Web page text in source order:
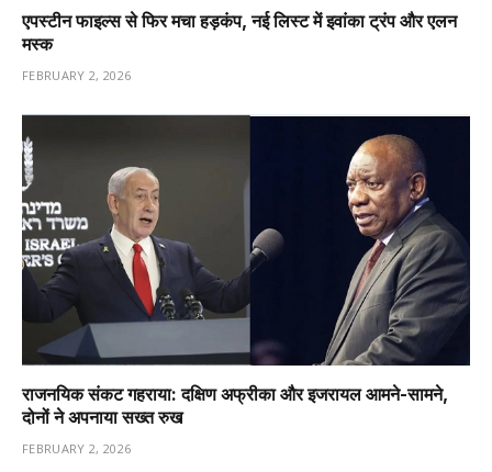
एपस्टीन फाइल्स से फिर मचा हड़कंप, नई लिस्ट में इवांका ट्रंप और एलन
मस्क
FEBRUARY 2, 2026
राजनयिक संकट गहराया: दक्षिण अफ्रीका और इजरायल आमने-सामने,
दोनों ने अपनाया सख्त रुख
FEBRUARY 2, 2026